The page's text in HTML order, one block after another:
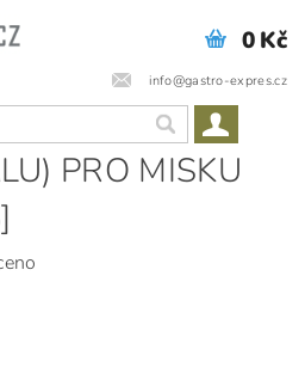
info@gastro-expres.cz
0 Kč
PRO MISKU